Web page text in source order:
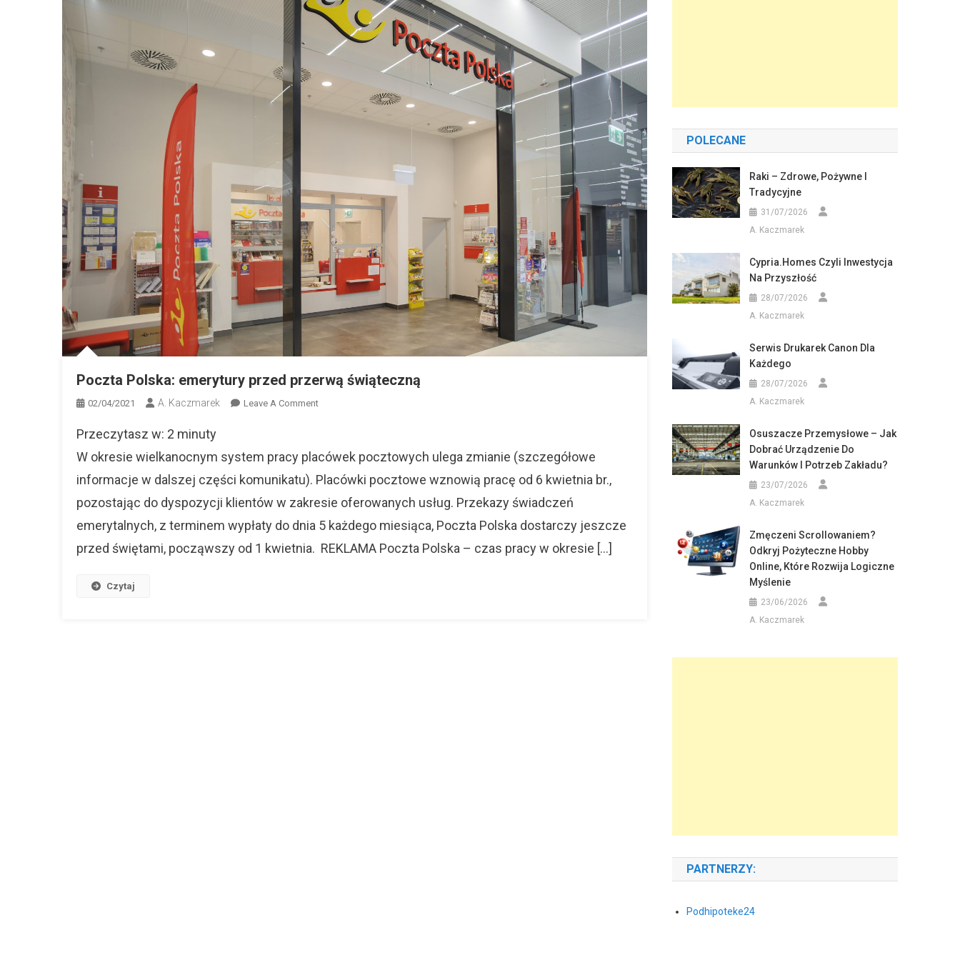
Poczta Polska: emerytury przed przerwą świąteczną
02/04/2021 A. Kaczmarek Leave A CommentOn
Emerytury
Przerwą
Świąteczną
Przeczytasz w: 2 minuty
W okresie wielkanocnym system pracy placówek pocztowych ulega zmianie (szczegółowe
informacje w dalszej części komunikatu). Placówki pocztowe wznowią pracę od 6 kwietnia br.,
pozostając do dyspozycji klientów w zakresie oferowanych usług. Przekazy świadczeń
emerytalnych, z terminem wypłaty do dnia 5 każdego miesiąca, Poczta Polska dostarczy jeszcze
przed świętami, począwszy od 1 kwietnia. REKLAMA Poczta Polska – czas pracy w okresie […]
Czytaj
POLECANE
Raki – Zdrowe, Pożywne I
Tradycyjne
31/07/2026
A. Kaczmarek
Cypria.homes Czyli Inwestycja
Na Przyszłość
28/07/2026
A. Kaczmarek
Serwis Drukarek Canon Dla
Każdego
28/07/2026
A. Kaczmarek
Osuszacze Przemysłowe – Jak
Dobrać Urządzenie Do
Warunków I Potrzeb Zakładu?
23/07/2026
A. Kaczmarek
Zmęczeni Scrollowaniem?
Odkryj Pożyteczne Hobby
Online, Które Rozwija Logiczne
Myślenie
23/06/2026
A. Kaczmarek
PARTNERZY:
Podhipoteke24